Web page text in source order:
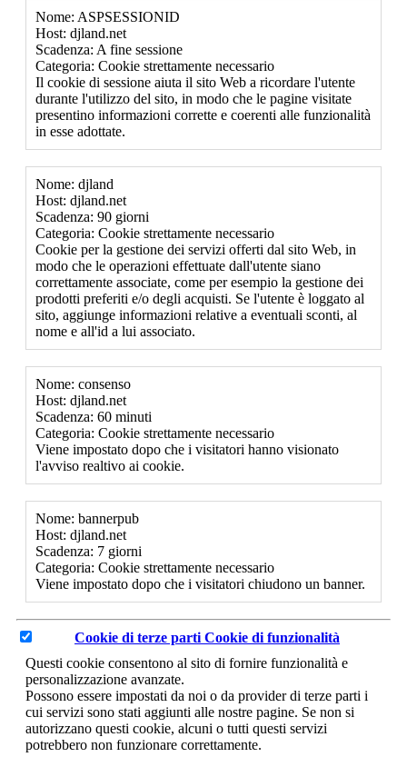
Nome: ASPSESSIONID
Host: djland.net
Scadenza: A fine sessione
Categoria: Cookie strettamente necessario
Il cookie di sessione aiuta il sito Web a ricordare l'utente
durante l'utilizzo del sito, in modo che le pagine visitate
presentino informazioni corrette e coerenti alle funzionalità
in esse adottate.
Nome: djland
Host: djland.net
Scadenza: 90 giorni
Categoria: Cookie strettamente necessario
Cookie per la gestione dei servizi offerti dal sito Web, in
modo che le operazioni effettuate dall'utente siano
correttamente associate, come per esempio la gestione dei
prodotti preferiti e/o degli acquisti. Se l'utente è loggato al
sito, aggiunge informazioni relative a eventuali sconti, al
nome e all'id a lui associato.
Nome: consenso
Host: djland.net
Scadenza: 60 minuti
Categoria: Cookie strettamente necessario
Viene impostato dopo che i visitatori hanno visionato
l'avviso realtivo ai cookie.
Nome: bannerpub
Host: djland.net
Scadenza: 7 giorni
Categoria: Cookie strettamente necessario
Viene impostato dopo che i visitatori chiudono un banner.
Cookie di terze parti Cookie di funzionalità
Questi cookie consentono al sito di fornire funzionalità e
personalizzazione avanzate.
Possono essere impostati da noi o da provider di terze parti i
cui servizi sono stati aggiunti alle nostre pagine. Se non si
autorizzano questi cookie, alcuni o tutti questi servizi
potrebbero non funzionare correttamente.